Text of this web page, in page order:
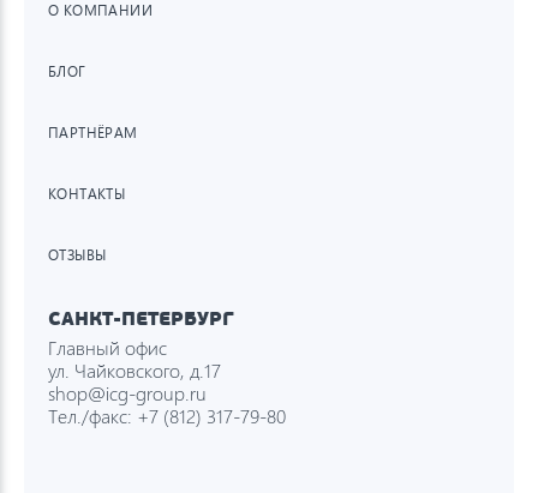
О КОМПАНИИ
БЛОГ
ПАРТНЁРАМ
КОНТАКТЫ
ОТЗЫВЫ
САНКТ-ПЕТЕРБУРГ
Главный офис
ул. Чайковского, д.17
shop@icg-group.ru
Тел./факс: +7 (812) 317-79-80